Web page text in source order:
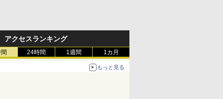
アクセスランキング
24時間 1週間 1カ月
もっと見る